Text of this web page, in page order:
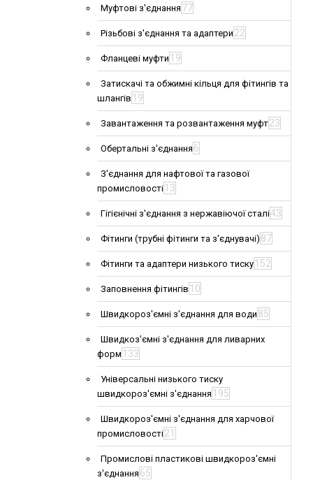
Муфтові з'єднання 77
Різьбові з'єднання та адаптери 22
Фланцеві муфти 19
Затискачі та обжимні кільця для фітингів та
шлангів 19
Завантаження та розвантаження муфт23
Обертальні з'єднання 6
З'єднання для нафтової та газової
промисловості 13
Гігієнічні з'єднання з нержавіючої сталі43
Фітинги (трубні фітинги та з'єднувачі) 87
Фітинги та адаптери низького тиску 152
Заповнення фітингів 10
Швидкороз'ємні з'єднання для води 85
Швидкоз'ємні з'єднання для ливарних
форм 133
Універсальні низького тиску
швидкороз'ємні з'єднання 195
Швидкороз'ємні з'єднання для харчової
промисловості21
Промислові пластикові швидкороз'ємні
з'єднання 65